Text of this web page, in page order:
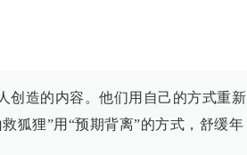
创造的内容。他们用自己的方式重新
狐狸”用“预期背离”的方式，舒缓年